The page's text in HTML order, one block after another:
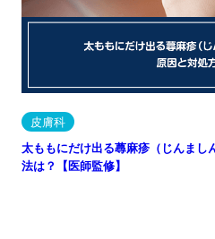
皮膚科
太ももにだけ出る蕁麻疹（じんまし
法は？【医師監修】